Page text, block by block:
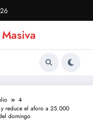
4
reduce el aforo a 25.000
domingo